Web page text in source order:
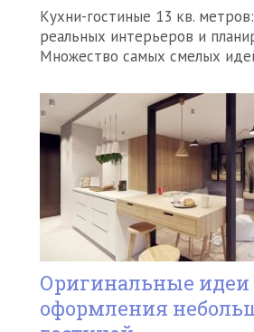
Кухни-гостиные 13 кв.
реальных интерьеров и
Множество самых смелых
Оригинальные идеи
оформления